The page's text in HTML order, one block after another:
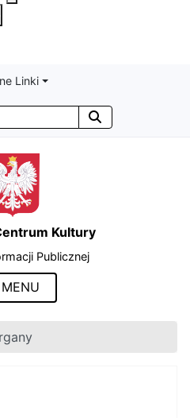
Linki
Kultury
Publicznej
MENU